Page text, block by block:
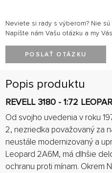
Neviete si rady s výberom? Nie
Napíšte nám Vašu otázku a my
POSLAŤ OTÁZKU
Popis produktu
REVELL 3180 - 1:72
Od svojho uvedenia v roku
2, nezriedka považovaný za
neustále modernizovaný a
Leopard 2A6M, má dlhšie
ochranu proti mínam. Okrem